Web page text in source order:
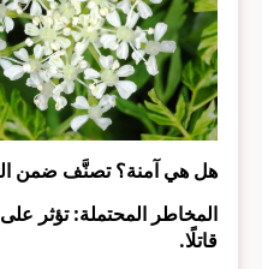
هل هي آمنة؟ تصنَّف ضمن
المخاطر المحتملة: تؤثر على
قاتلًا.